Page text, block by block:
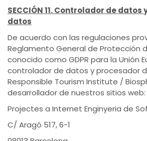
SECCIÓN 11. Controlador de
datos
De acuerdo con las regulaciones
Reglamento General de Protección
conocido como GDPR para la Unión
controlador de datos y procesador
Responsible Tourism Institute /
desarrollador de nuestros sitios web:
Projectes a Internet Enginyeria de
C/ Aragó 517, 6-1